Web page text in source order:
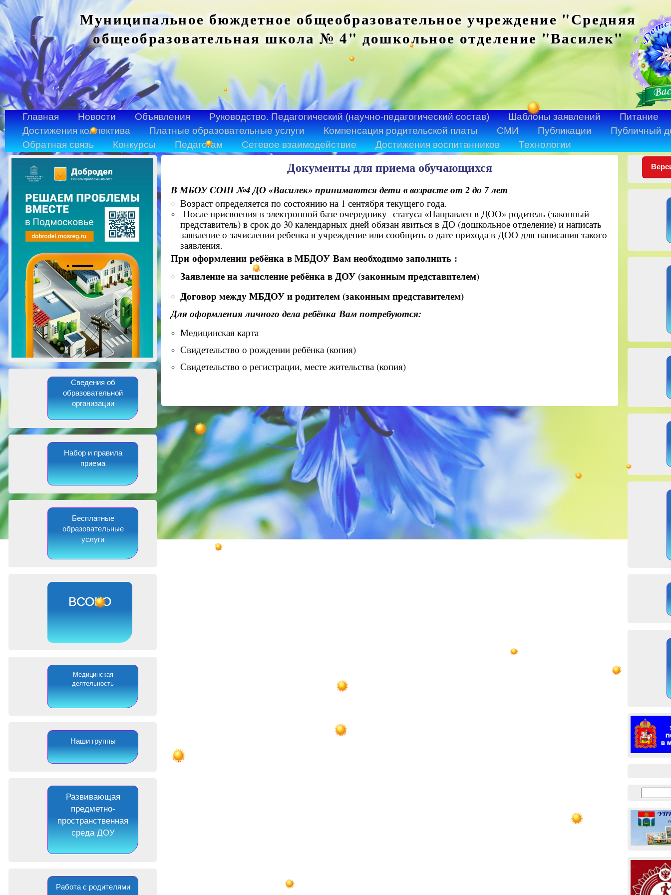
Муниципальное бюждетное общеобразовательное учреждение "Средняя
общеобразовательная школа № 4" дошкольное отделение "Василек"
Главная Новости Объявления Руководство. Педагогический (научно-педагогический состав) Шаблоны заявлений
Питание
Достижения коллектива
Платные образовательные услуги Компенсация родительской платы СМИ Публикации
Публичный
Обратная связь
Конкурсы Педагогам Сетевое взаимодействие Достижения воспитанников Технологии
Сведения об
образовательной
организации
Набор и правила
приема
Бесплатные
образовательные
услуги
ВСОКО
Медицинская
деятельность
Наши группы
Развивающая
предметно-
пространственная
среда ДОУ
Работа с родителями
Документы для приема обучающихся
В МБОУ СОШ №4 ДО «Василек» принимаются дети в возрасте от 2 до 7 лет
Возраст определяется по состоянию на 1 сентября текущего года.
После присвоения в электронной базе очереднику статуса «Направлен в ДОО» родитель (законный
представитель) в срок до 30 календарных дней обязан явиться в ДО (дошкольное отделение) и написать
заявление о зачислении ребенка в учреждение или сообщить о дате прихода в ДОО для написания такого
заявления.
При оформлении ребёнка в МБДОУ Вам необходимо заполнить :
Заявление на зачисление ребёнка в ДОУ (законным представителем)
Договор между МБДОУ и родителем (законным представителем)
Для оформления личного дела ребёнка Вам потребуются:
Медицинская карта
Свидетельство о рождении ребёнка (копия)
Свидетельство о регистрации, месте жительства (копия)